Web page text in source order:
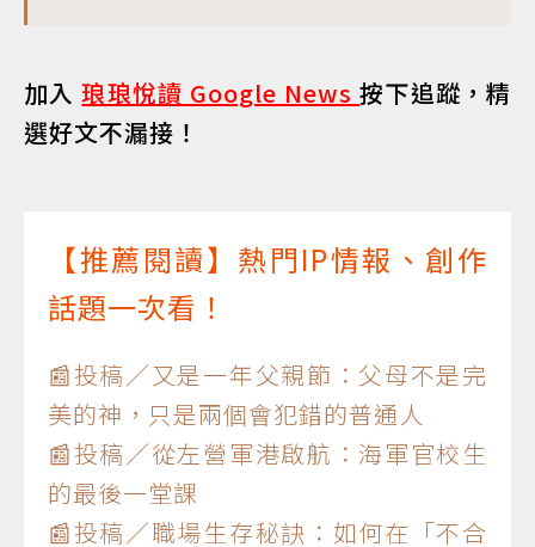
加入琅琅悅讀 Google News按下追蹤，精
選好文不漏接！
【推薦閱讀】熱門IP情報、創作
話題一次看！
📰投稿／又是一年父親節：父母不是完
美的神，只是兩個會犯錯的普通人
📰投稿／從左營軍港啟航：海軍官校生
的最後一堂課
📰投稿／職場生存秘訣：如何在「不合